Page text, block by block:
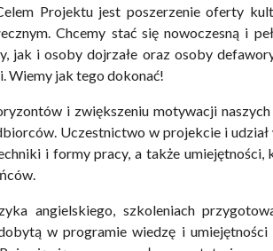
Projektu jest poszerzenie oferty
Chcemy stać się nowoczesną i
jak i osoby dojrzałe oraz osoby
Wiemy jak tego dokonać!
i zwiększeniu motywacji
Uczestnictwo w projekcie i udział
i formy pracy, a także umiejętności,
angielskiego, szkoleniach
w programie wiedzę i umiejętności